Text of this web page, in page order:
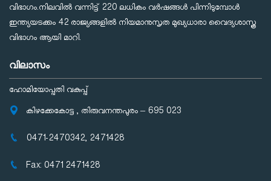
വിഭാഗം.നിലവില്‍ വന്നിട്ട് 220 ലധികം വര്‍ഷങ്ങള്‍ പിന്നിടുമ്പോള്‍
ഇന്ത്യയടക്കം 42 രാജ്യങ്ങളില്‍ നിയമാനുസൃത മുഖ്യധാരാ വൈദ്യശാസ്ത്ര
വിഭാഗം ആയി മാറി.
വിലാസം
ഹോമിയോപ്പതി വകുപ്പ്
കിഴക്കേകോട്ട , തിരുവനന്തപുരം – 695 023
0471-2470342, 2471428
Fax: 0471 2471428